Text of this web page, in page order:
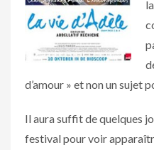
d’amour » et non un sujet
Il aura suffit de quelques
festival pour voir